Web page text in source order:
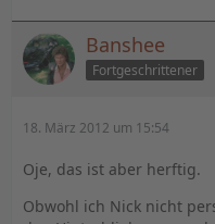
Banshee
Fortgeschrittener
18. März 2012 um 15:54
Oje, das ist aber herftig.
Obwohl ich Nick nicht